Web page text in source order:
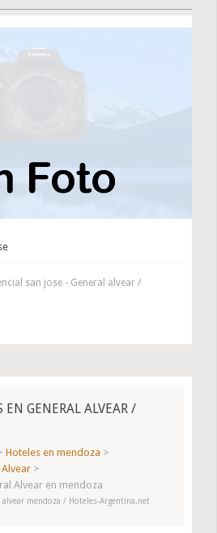
san jose - General alvear /
EN GENERAL ALVEAR /
Hoteles en mendoza >
>
Alvear en mendoza
alvear mendoza / Hoteles-Argentina.net